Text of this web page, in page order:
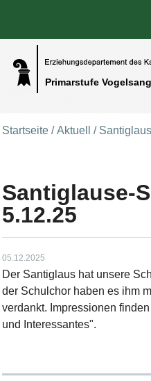
Primarstufe Vogelsang
Benutzerspezifische
Direkt zum Inhalt|Direkt zur
Startseite /Aktuell /
Santiglause-
5.12.25
05.12.2025
Der Santiglaus hat unsere
der Schulchor haben es ihm
verdankt. Impressionen
und Interessantes".